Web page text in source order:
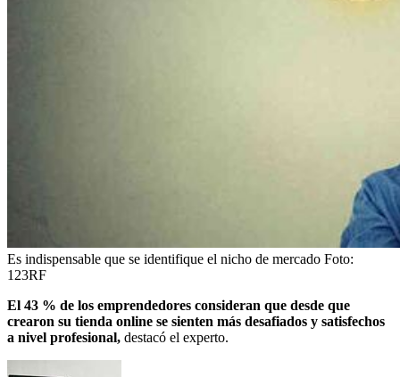
Es indispensable que se identifique el nicho de mercado Foto:
123RF
El 43 % de los emprendedores consideran que desde que
crearon su tienda online se sienten más desafiados y satisfechos
a nivel profesional, destacó el experto.